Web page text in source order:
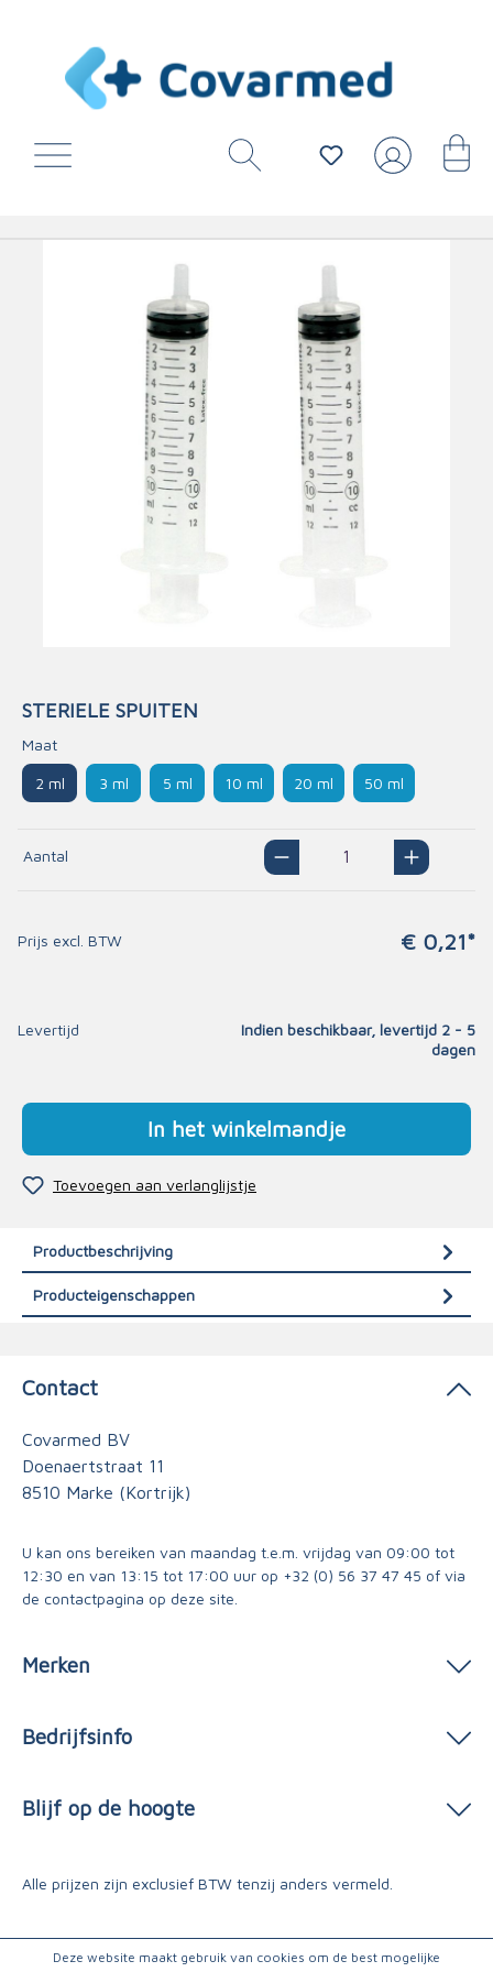
STERIELE SPUITEN
Maat
2 ml 3 ml 5 ml 10 ml 20 ml 50 ml
Aantal
Prijs excl. BTW € 0,21*
Levertijd
Indien beschikbaar, levertijd 2 - 5
dagen
In het winkelmandje
Toevoegen aan verlanglijstje
Productbeschrijving
Producteigenschappen
Contact
Covarmed BV
Doenaertstraat 11
8510 Marke (Kortrijk)
U kan ons bereiken van maandag t.e.m. vrijdag van 09:00 tot
12:30 en van 13:15 tot 17:00 uur op +32 (0) 56 37 47 45 of via
de contactpagina op deze site.
Merken
Bedrijfsinfo
Blijf op de hoogte
Alle prijzen zijn exclusief BTW tenzij anders vermeld.
Deze website maakt gebruik van cookies om de best mogelijke